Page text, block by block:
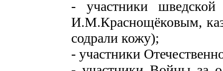
- участники
И.М.Краснощёковым,
содрали кожу);
- участники